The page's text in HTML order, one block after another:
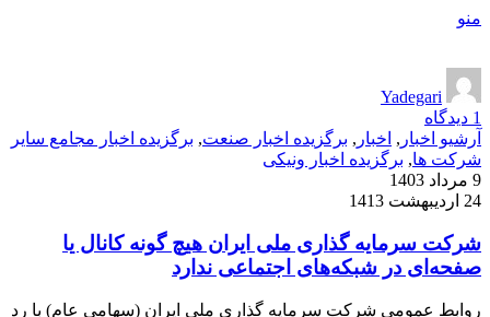
منو
Yadegari
1 دیدگاه
آرشیو اخبار , اخبار , برگزیده اخبار صنعت, برگزیده اخبار مجامع سایر
شرکت ها, برگزیده اخبار ونیکی
9 مرداد 1403
24 اردیبهشت 1413
شرکت سرمایه گذاری ملی ایران هیچ گونه کانال یا
صفحه‌ای در شبکه‌های اجتماعی ندارد
روابط عمومی شرکت سرمایه گذاری ملی ایران (سهامی عام) با رد